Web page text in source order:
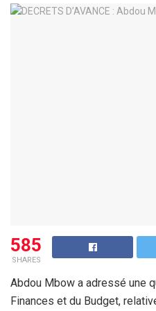
585
SHARES
Abdou Mbow a adressé une
Finances et du Budget,